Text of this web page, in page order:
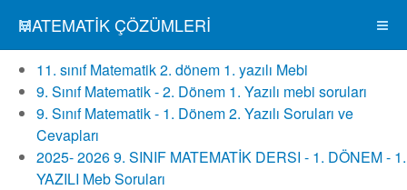
MATEMATIK ÇÖZÜMLERI
11. sınıf Matematik 2. dönem 1. yazılı Mebi
9. Sınıf Matematik - 2. Dönem 1. Yazılı mebi soruları
9. Sınıf Matematik - 1. Dönem 2. Yazılı Soruları ve
Cevapları
2025- 2026 9. SINIF MATEMATİK DERSI - 1. DÖNEM - 1.
YAZILI Meb Soruları